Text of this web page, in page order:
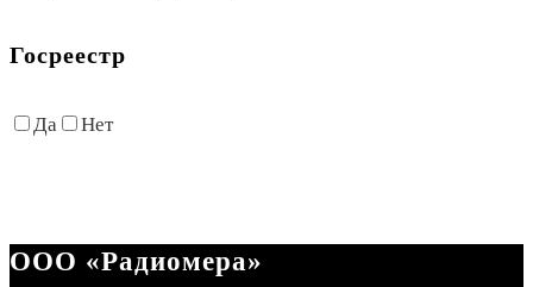
Госреестр
Да Нет
ООО «Радиомера»